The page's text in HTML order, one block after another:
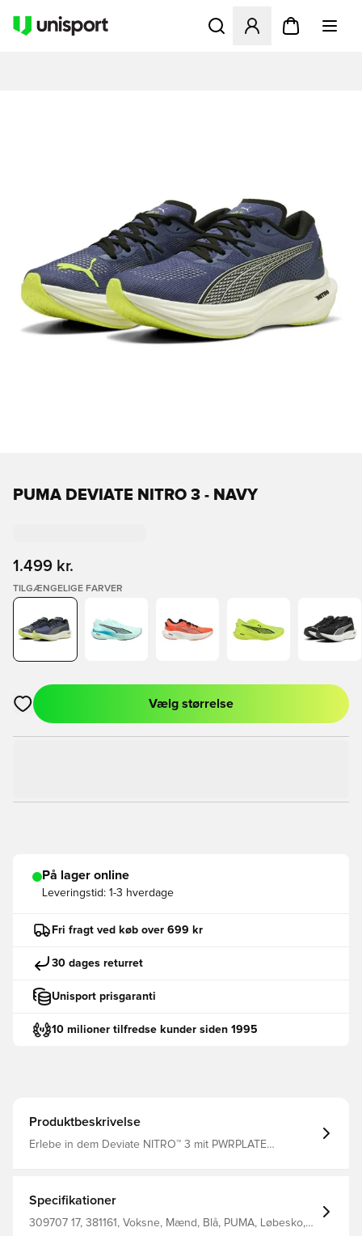
Åbner en Modal til at
PUMA DEVIATE NITRO 3 - NAVY
1.499 kr.
TILGÆNGELIGE FARVER
Åbner en Modal til at logge ind eller tilmelde dig som medlem
Vælg størrelse
På lager online
Leveringstid: 1-3 hverdage
Fri fragt ved køb over 699 kr
30 dages returret
Unisport prisgaranti
10 milioner tilfredse kunder siden 1995
Produktbeskrivelse
Erlebe in dem Deviate NITRO™ 3 mit PWRPLATE
Schritt für einen dynamischen Lauf. Regular Fit
Obermaterial aus Funktions-Mesh Standhöhe: 39 mm/29
mm Gewicht: 270 g (UK-Größe 8) Sprengung: 10 mm
Specifikationer
309707 17, 381161, Voksne, Mænd, Blå, PUMA, Løbesko,